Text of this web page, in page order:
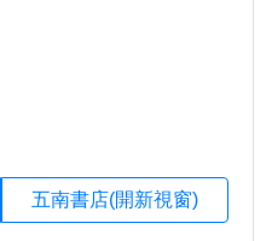
五南書店(開新視窗)